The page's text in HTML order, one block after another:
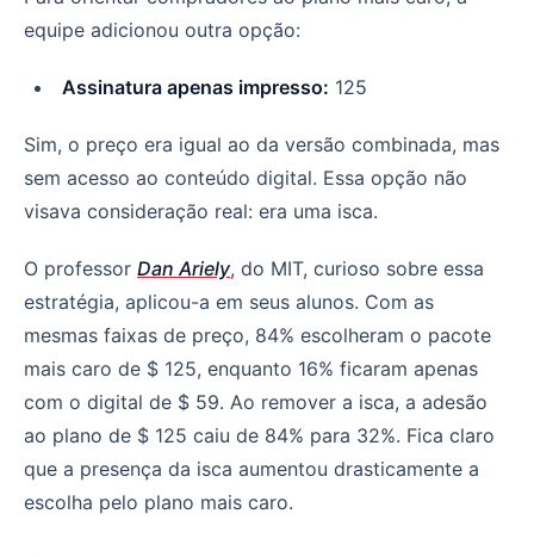
equipe adicionou outra opção:
Assinatura apenas impresso: 125
Sim, o preço era igual ao da versão combinada, mas
sem acesso ao conteúdo digital. Essa opção não
visava consideração real: era uma isca.
O professor Dan Ariely, do MIT, curioso sobre essa
estratégia, aplicou-a em seus alunos. Com as
mesmas faixas de preço, 84% escolheram o pacote
mais caro de $ 125, enquanto 16% ficaram apenas
com o digital de $ 59. Ao remover a isca, a adesão
ao plano de $ 125 caiu de 84% para 32%. Fica claro
que a presença da isca aumentou drasticamente a
escolha pelo plano mais caro.